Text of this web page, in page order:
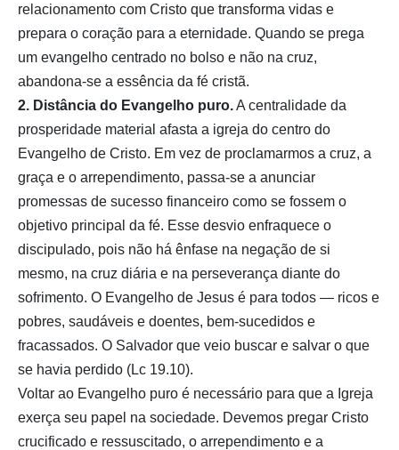
relacionamento com Cristo que transforma vidas e
prepara o coração para a eternidade. Quando se prega
um evangelho centrado no bolso e não na cruz,
abandona-se a essência da fé cristã.
2. Distância do Evangelho puro.A centralidade da
prosperidade material afasta a igreja do centro do
Evangelho de Cristo. Em vez de proclamarmos a cruz, a
graça e o arrependimento, passa-se a anunciar
promessas de sucesso financeiro como se fossem o
objetivo principal da fé. Esse desvio enfraquece o
discipulado, pois não há ênfase na negação de si
mesmo, na cruz diária e na perseverança diante do
sofrimento. O Evangelho de Jesus é para todos — ricos e
pobres, saudáveis e doentes, bem-sucedidos e
fracassados. O Salvador que veio buscar e salvar o que
se havia perdido (Lc 19.10).
Voltar ao Evangelho puro é necessário para que a Igreja
exerça seu papel na sociedade. Devemos pregar Cristo
crucificado e ressuscitado, o arrependimento e a